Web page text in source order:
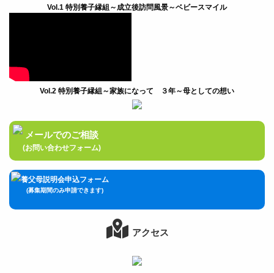
Vol.1 特別養子縁組～成立後訪問風景～ベビースマイル
Vol.2 特別養子縁組～家族になって ３年～母としての想い
メールでのご相談
(お問い合わせフォーム)
養父母説明会申込フォーム
(募集期間のみ申請できます)
アクセス